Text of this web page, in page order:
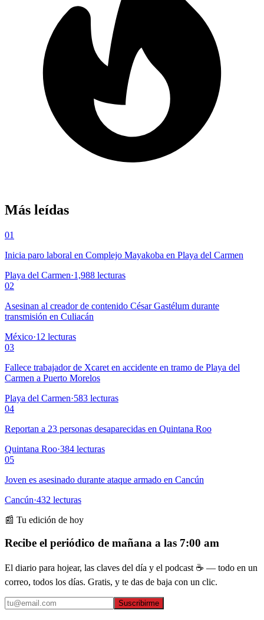
Más leídas
01
Inicia paro laboral en Complejo Mayakoba en Playa del Carmen
Playa del Carmen·1,988 lecturas
02
Asesinan al creador de contenido César Gastélum durante
transmisión en Culiacán
México·12 lecturas
03
Fallece trabajador de Xcaret en accidente en tramo de Playa del
Carmen a Puerto Morelos
Playa del Carmen·583 lecturas
04
Reportan a 23 personas desaparecidas en Quintana Roo
Quintana Roo·384 lecturas
05
Joven es asesinado durante ataque armado en Cancún
Cancún·432 lecturas
📰 Tu edición de hoy
Recibe el periódico de mañana a las 7:00 am
El diario para hojear, las claves del día y el podcast ☕ — todo en un
correo, todos los días. Gratis, y te das de baja con un clic.
Suscribirme